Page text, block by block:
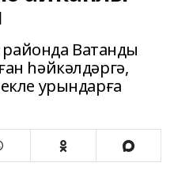
районда Ватанды
һәйкәлдәргә,
урындарға